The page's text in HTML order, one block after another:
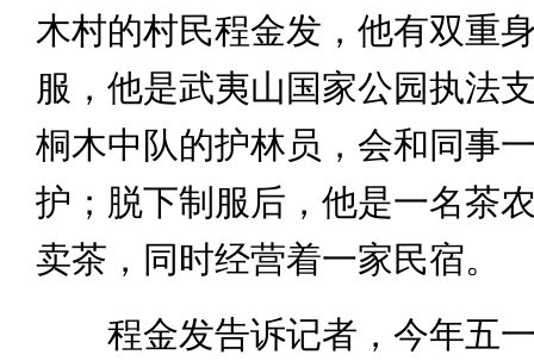
木村的村民程金发，他有双重
服，他是武夷山国家公园执法
桐木中队的护林员，会和同事
护；脱下制服后，他是一名茶
卖茶，同时经营着一家民宿。
程金发告诉记者，今年五一